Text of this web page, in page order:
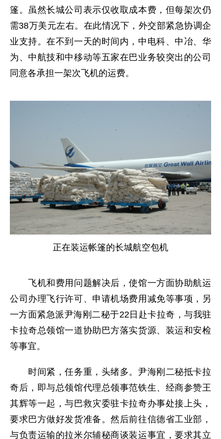
篷。虽然长城公司表示仅收取成本费，但每架次仍
需38万美元左右。在此情况下，外交部紧急协调企
业支持。在不到一天的时间内，中电科、中冶、华
为、中航技和中移动等五家在巴业务较突出的公司
同意各承担一架次飞机的运费。
正在装运帐篷的长城航空包机
飞机和费用问题解决后，使馆一方面协助航运
公司办理飞行许可、申请机场费用减免等事项，另
一方面紧急派尹海刚二秘于22日赴卡拉奇，与我驻
卡拉奇总领馆一道协助巴方落实货源、装运和安检
等事宜。
时间紧，任务重，头绪多。尹海刚二秘抵卡拉
奇后，即与总领馆代理总领事范铁生、经商参赞王
其辉等一起，与巴救灾委驻卡拉奇办事处接上头，
要求巴方做好发货准备。然后前往信德省工业部，
与负责运输的拉米尔辅秘商谈装运事宜，要求其立